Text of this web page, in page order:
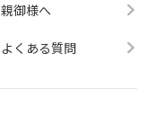
親御様へ
よくある質問